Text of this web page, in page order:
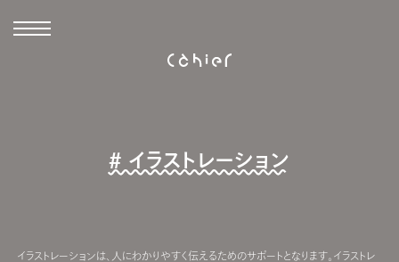
# イラストレーション
イラストレーションは、人にわかりやすく伝えるためのサポートとなります。イラストレ